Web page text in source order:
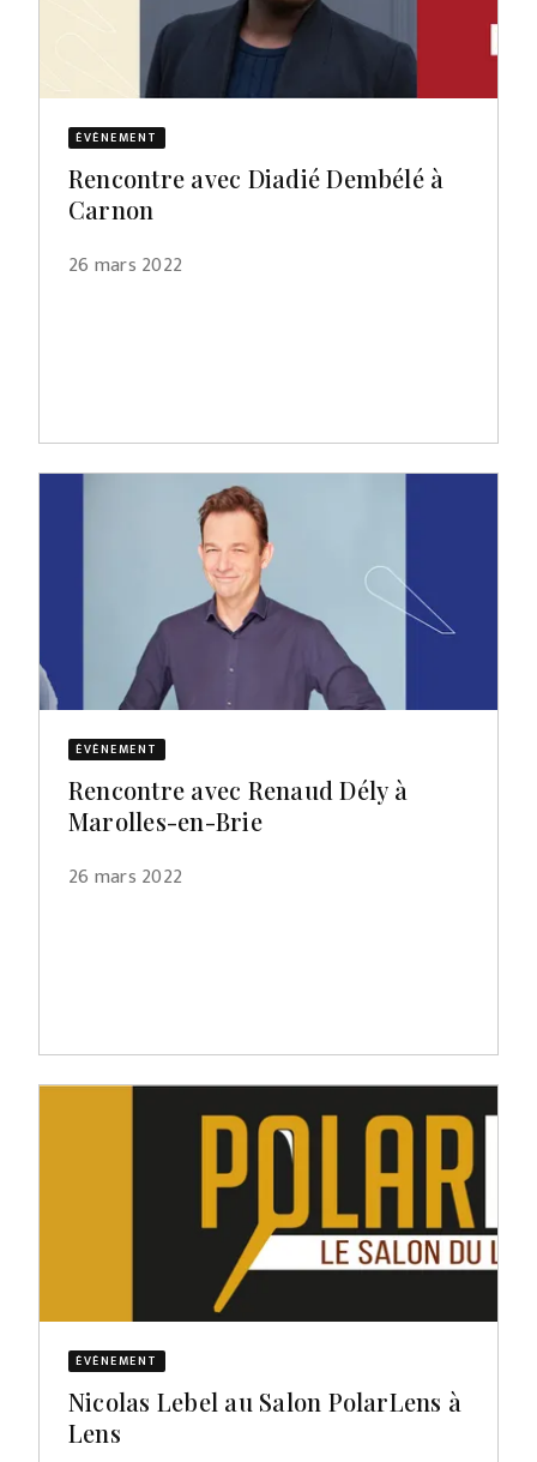
ÉVÈNEMENT
Rencontre avec Diadié Dembélé à
Carnon
26 mars 2022
ÉVÈNEMENT
Rencontre avec Renaud Dély à
Marolles-en-Brie
26 mars 2022
ÉVÈNEMENT
Nicolas Lebel au Salon PolarLens à
Lens